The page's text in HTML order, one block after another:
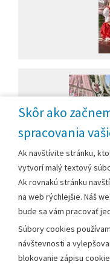
Skôr ako
spracovania
Ak navštívite stránku,
vytvorí malý textový
Ak rovnakú stránku
na web rýchlejšie. Náš
bude sa vám pracovať
Súbory cookies
návštevnosti a
blokovanie zápisu